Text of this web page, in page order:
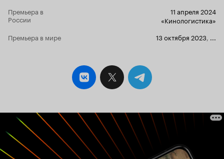
сделать первый шаг и сближаться с
понравимся человеком. Фильм о
периоде сепарации. Фильм о том, что наши
торжестве жизни над смертью. Не дождавшись
мужчину мечты, Фанни очаровывается черным
котом, который умеет с ней разговаривать,
соседу Михаю, коллегу по работе, который
живет с ней на одном этаже. После встречи с
котом, девушка уже не одинока.
Бессознательно или нет она видит в коте черты
своего отца. Кот, как и ее отец музыкант,
только не рок музыкант, а ганста- рэпер, тоже
Премьера в
России
11 апреля 2024
«Кинологистика»
Премьера в мире
13 октября 2023